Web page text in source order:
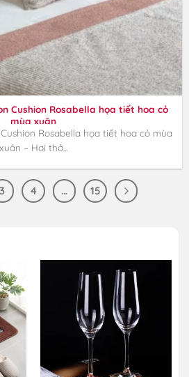
Cushion Rosabella họa tiết hoa cỏ
mùa xuân
Rosabella họa tiết hoa cỏ mùa
xuân – Hơi thở...
3 4 … 15